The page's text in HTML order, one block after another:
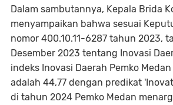
Dalam sambutannya, Kepala Brida
menyampaikan bahwa sesuai
nomor 400.10.11-6287 tahun 2023,
Desember 2023 tentang Inovasi
indeks Inovasi Daerah Pemko
adalah 44,77 dengan predikat
di tahun 2024 Pemko Medan